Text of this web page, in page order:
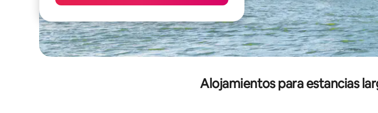
Alojamientos para estancias